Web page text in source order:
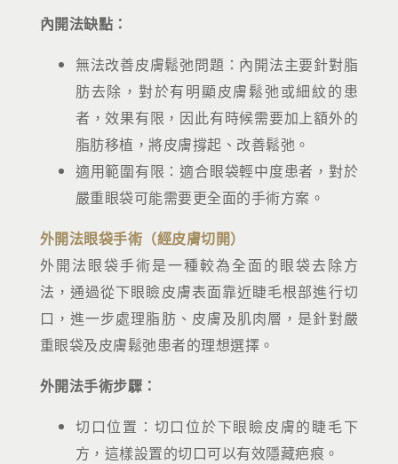
內開法缺點：
無法改善皮膚鬆弛問題：內開法主要針對脂
肪去除，對於有明顯皮膚鬆弛或細紋的患
者，效果有限，因此有時候需要加上額外的
脂肪移植，將皮膚撐起、改善鬆弛。
適用範圍有限：適合眼袋輕中度患者，對於
嚴重眼袋可能需要更全面的手術方案。
外開法眼袋手術（經皮膚切開）
外開法眼袋手術是一種較為全面的眼袋去除方
法，通過從下眼瞼皮膚表面靠近睫毛根部進行切
口，進一步處理脂肪、皮膚及肌肉層，是針對嚴
重眼袋及皮膚鬆弛患者的理想選擇。
外開法手術步驟：
切口位置：切口位於下眼瞼皮膚的睫毛下
方，這樣設置的切口可以有效隱藏疤痕。